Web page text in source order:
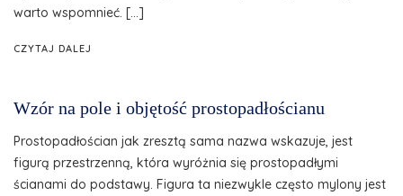
warto wspomnieć. […]
CZYTAJ DALEJ
Wzór na pole i objętość prostopadłościanu
Prostopadłościan jak zresztą sama nazwa wskazuje, jest
figurą przestrzenną, która wyróżnia się prostopadłymi
ścianami do podstawy. Figura ta niezwykle często mylony jest